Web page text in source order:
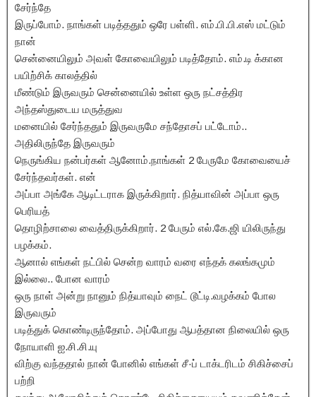
சேர்ந்தே
இருப்போம். நாங்கள் படித்ததும் ஒரே பள்ளி. எம்.பி.பி.எஸ் மட்டும்
நான்
சென்னையிலும் அவள் கோவையிலும் படித்தோம். எம்.டி க்கான
பயிற்சிக் காலத்தில்
மீண்டும் இருவரும் சென்னையில் உள்ள ஒரு நட்சத்திர
அந்தஸ்துடைய மருத்துவ
மனையில் சேர்ந்ததும் இருவருமே சந்தோசப் பட்டோம்..
அதிலிருந்தே இருவரும்
நெருங்கிய நன்பர்கள் ஆனோம்.நாங்கள் 2 பேருமே கோவையைச்
சேர்ந்தவர்கள். என்
அப்பா அங்கே ஆடிட்டராக இருக்கிறார். நித்யாவின் அப்பா ஒரு
பெரியத்
தொழிற்சாலை வைத்திருக்கிறார். 2 பேரும் எல்.கே.ஜி யிலிருந்து
பழக்கம்.
ஆனால் எங்கள் நட்பில் சென்ற வாரம் வரை எந்தக் கலங்கமும்
இல்லை.. போன வாரம்
ஒரு நாள் அன்று நானும் நித்யாவும் நைட் டூட்டி.வழக்கம் போல
இருவரும்
படித்துக் கொண்டிருந்தோம். அப்போது ஆபத்தான நிலையில் ஒரு
நோயாளி ஐ.சி.சி.யு
விற்கு வந்ததால் நான் போனில் எங்கள் சீ·ப் டாக்டரிடம் சிகிச்சைப்
பற்றி